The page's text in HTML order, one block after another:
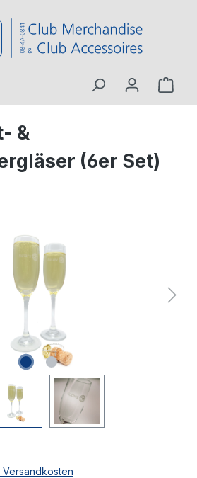
&
(6er Set)
Versandkosten